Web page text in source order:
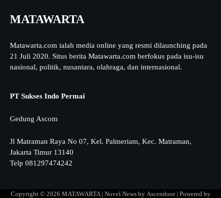
MATAWARTA
Matawarta.com ialah media online yang resmi dilaunching pada
21 Juli 2020. Situs berita Matawarta.com berfokus pada isu-isu
nasional, politik, nusantara, olahraga, dan internasional.
PT Sukses Indo Permai
Gedung Ascom
Jl Matraman Raya No 07, Kel. Palmeriam, Kec. Matraman,
Jakarta Timur 13140
Telp 081297474242
Copyright © 2026 MATAWARTA| Novel News by Ascendoor| Powered by